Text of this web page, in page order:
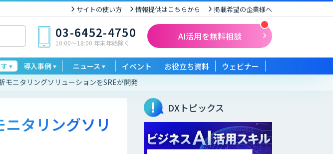
サイトの使い方 情報提供はこちらから 掲載希望の企業様へ
03-6452-4750
10:00〜18:00 年末年始除く
AI活用を無料相談
導入事例 ニュース イベント お役立ち資料 ウェビナー
モニタリングソリューションをSREが開発
タリングソリ
DXトピックス